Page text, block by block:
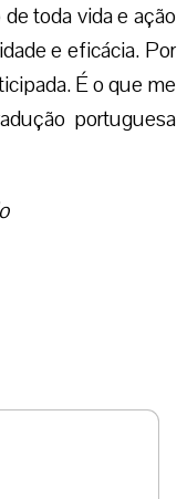
toda vida e ação
e eficácia. Por
É o que me
portuguesa